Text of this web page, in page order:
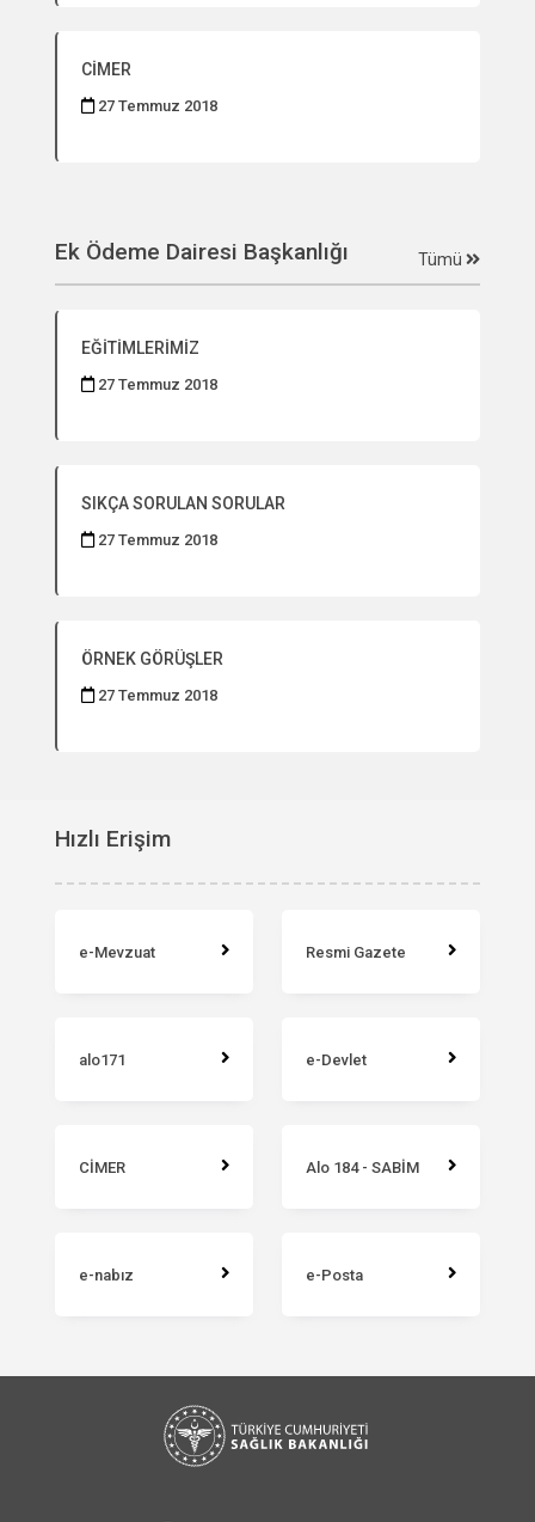
CİMER
27 Temmuz 2018
Ek Ödeme Dairesi Başkanlığı Tümü
EĞİTİMLERİMİZ
27 Temmuz 2018
SIKÇA SORULAN SORULAR
27 Temmuz 2018
ÖRNEK GÖRÜŞLER
27 Temmuz 2018
Hızlı Erişim
e-Mevzuat Resmi Gazete
alo171 e-Devlet
CİMER Alo 184 - SABİM
e-nabız e-Posta